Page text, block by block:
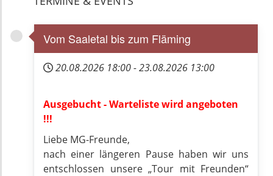
Vom Saaletal bis zum Fläming
20.08.2026 18:00-23.08.2026 13:00
Ausgebucht - Warteliste wird angeboten
!!!
Liebe MG-Freunde,
nach einer längeren Pause haben wir uns
entschlossen unsere „Tour mit Freunden“